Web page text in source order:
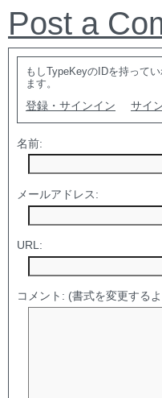
Post a
もしTypeKeyのIDを持って
ます。
登録・サインイン サイ
名前:
メールアドレス:
URL:
コメント: (書式を変更する